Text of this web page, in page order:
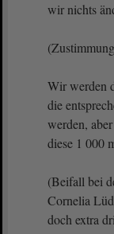
wir nichts
Wir werden
die
werden,
diese 1 000
(Beifall bei
Cornelia
doch extra